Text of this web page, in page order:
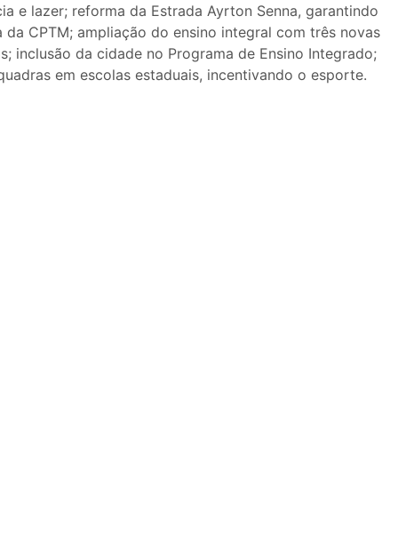
e lazer; reforma da Estrada Ayrton Senna, garantindo
CPTM; ampliação do ensino integral com três novas
inclusão da cidade no Programa de Ensino Integrado;
em escolas estaduais, incentivando o esporte.